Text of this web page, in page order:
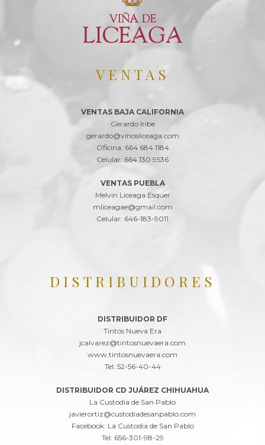
VENTAS
VENTAS BAJA CALIFORNIA
Gerardo Iribe
gerardo@vinosliceaga.com
Oficina: 664 684 1184
Celular: 664 130 9536
VENTAS PUEBLA
Melvin Liceaga Esquer
mliceagae@gmail.com
Celular: 646-183-9011
DISTRIBUIDORES
DISTRIBUIDOR DF
Tintos Nueva Era
jcalvarez@tintosnuevaera.com
www.tintosnuevaera.com
Tel: 52-56-40-44
DISTRIBUIDOR CD JUÁREZ CHIHUAHUA
La Custodia de San Pablo
javierortiz@custodiadesanpablo.com
Facebook: La Custodia de San Pablo
Tel: 656-301-98-29